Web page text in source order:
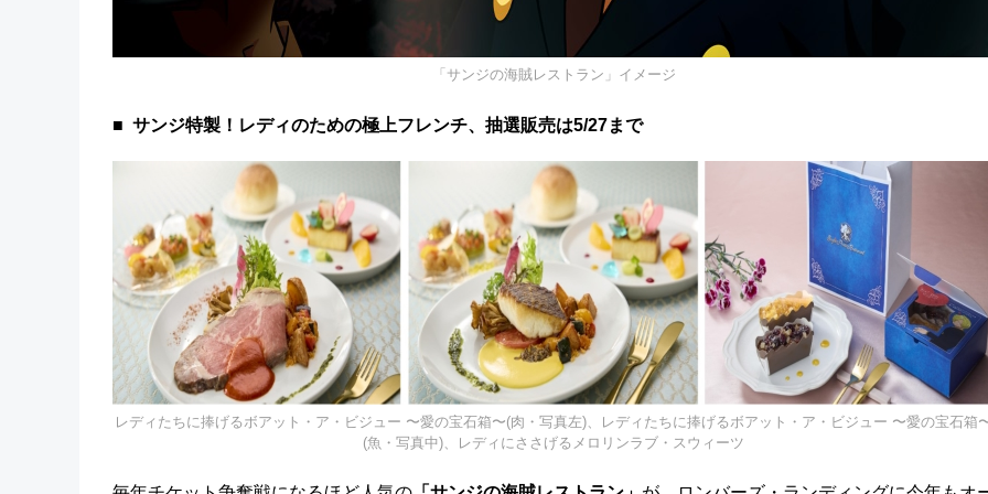
「サンジの海賊レストラン」イメージ
サンジ特製！レディのための極上フレンチ、抽選販売は5/27まで
レディたちに捧げるボアット・ア・ビジュー 〜愛の宝石箱〜(肉・写真左)、レディたちに捧げるボアット・ア・ビジュー 〜愛の宝石箱
(魚・写真中)、レディにささげるメロリンラブ・スウィーツ